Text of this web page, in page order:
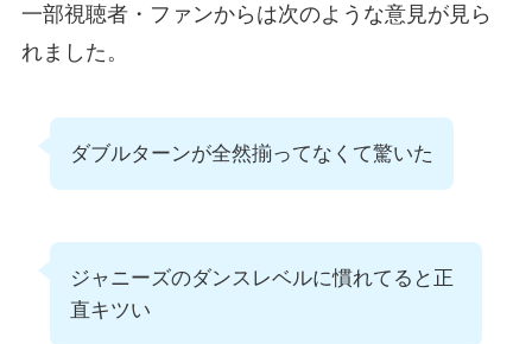
一部視聴者・ファンからは次のような意見が見ら
れました。
ダブルターンが全然揃ってなくて驚いた
ジャニーズのダンスレベルに慣れてると正
直キツい